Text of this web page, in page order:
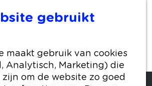
gebruikt
maakt gebruik van cookies
Analytisch, Marketing) die
om de website zo goed